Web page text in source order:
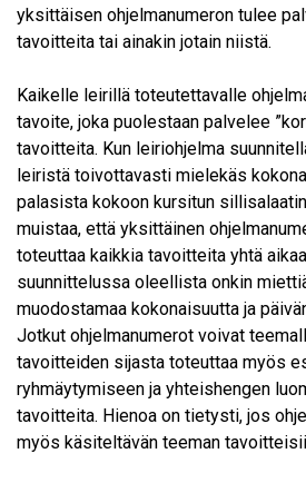
yksittäisen ohjelmanumeron tulee
tavoitteita tai ainakin jotain niistä.
Kaikelle leirillä toteutettavalle
tavoite, joka puolestaan palvelee
tavoitteita. Kun leiriohjelma
leiristä toivottavasti mielekäs
palasista kokoon kursitun
muistaa, että yksittäinen
toteuttaa kaikkia tavoitteita yhtä
suunnittelussa oleellista onkin
muodostamaa kokonaisuutta ja
Jotkut ohjelmanumerot voivat
tavoitteiden sijasta toteuttaa myös
ryhmäytymiseen ja yhteishengen
tavoitteita. Hienoa on tietysti, jos
myös käsiteltävän teeman